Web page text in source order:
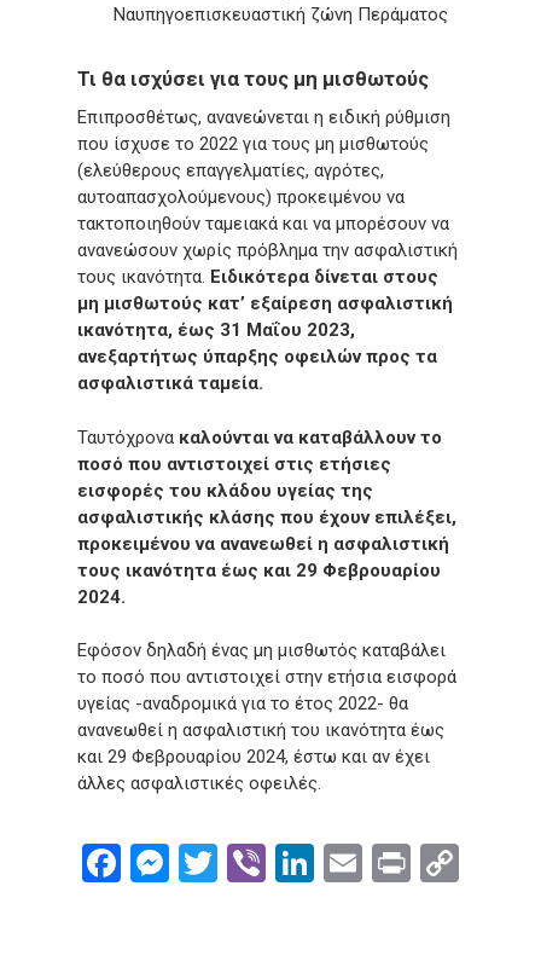
Ναυπηγοεπισκευαστική ζώνη Περάματος
Τι θα ισχύσει για τους μη μισθωτούς
Επιπροσθέτως, ανανεώνεται η ειδική ρύθμιση
που ίσχυσε το 2022 για τους μη μισθωτούς
(ελεύθερους επαγγελματίες, αγρότες,
αυτοαπασχολούμενους) προκειμένου να
τακτοποιηθούν ταμειακά και να μπορέσουν να
ανανεώσουν χωρίς πρόβλημα την ασφαλιστική
τους ικανότητα. Ειδικότερα δίνεται στους
μη μισθωτούς κατ’ εξαίρεση ασφαλιστική
ικανότητα, έως 31 Μαΐου 2023,
ανεξαρτήτως ύπαρξης οφειλών προς τα
ασφαλιστικά ταμεία.
Ταυτόχρονα καλούνται να καταβάλλουν το
ποσό που αντιστοιχεί στις ετήσιες
εισφορές του κλάδου υγείας της
ασφαλιστικής κλάσης που έχουν επιλέξει,
προκειμένου να ανανεωθεί η ασφαλιστική
τους ικανότητα έως και 29 Φεβρουαρίου
2024.
Εφόσον δηλαδή ένας μη μισθωτός καταβάλει
το ποσό που αντιστοιχεί στην ετήσια εισφορά
υγείας -αναδρομικά για το έτος 2022- θα
ανανεωθεί η ασφαλιστική του ικανότητα έως
και 29 Φεβρουαρίου 2024, έστω και αν έχει
άλλες ασφαλιστικές οφειλές.
Facebook
Messenger
Twitter
ViberLinkedIn
Email
Print